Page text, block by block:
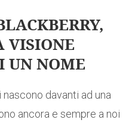
VISIONE
UN NOME
davanti ad una
ancora e sempre a noi